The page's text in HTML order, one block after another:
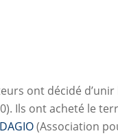
ont décidé
Ils ont acheté le
(Association